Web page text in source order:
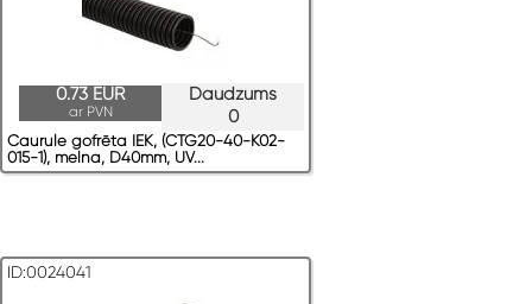
Daudzums
0
0.73 EUR
ar PVN
Caurule gofrēta IEK, (CTG20-40-K02-
015-1), melna, D40mm, UV...
ID:0024041